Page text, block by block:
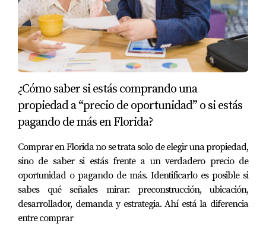
¿Cómo saber si estás comprando una
propiedad a “precio de oportunidad” o si estás
pagando de más en Florida?
Comprar en Florida no se trata solo de elegir una propiedad,
sino de saber si estás frente a un verdadero precio de
oportunidad o pagando de más. Identificarlo es posible si
sabes qué señales mirar: preconstrucción, ubicación,
desarrollador, demanda y estrategia. Ahí está la diferencia
entre comprar